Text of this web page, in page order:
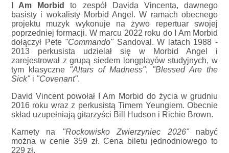
I Am Morbid
to zespół Davida Vincenta, dawnego
basisty i wokalisty Morbid Angel. W ramach obecnego
projektu muzyk wykonuje na żywo repertuar swojej
poprzedniej formacji. W marcu 2022 roku do I Am Morbid
dołączył Pete "Commando" Sandoval. W latach 1988 -
2013 perkusista udzielał się w Morbid Angel i
zarejestrował z grupą siedem longplayów studyjnych, w
tym klasyczne "Altars of Madness", "Blessed Are the
Sick"i "Covenant".
David Vincent powołał I Am Morbid do życia w grudniu
2016 roku wraz z perkusistą Timem Yeungiem. Obecnie
skład uzupełniają gitarzyści Bill Hudson i Richie Brown.
Karnety na "Rockowisko Zwierzyniec 2026"nabyć
można w cenie 359 zł. Cena biletu jednodniowego to
229 zł.